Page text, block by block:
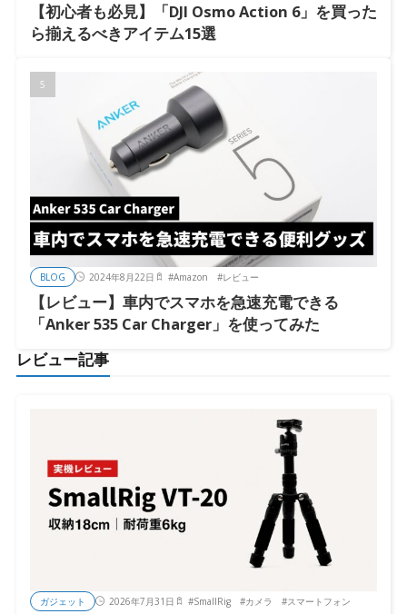
【初心者も必見】「DJI Osmo Action 6」を買った
ら揃えるべきアイテム15選
BLOG 2024年8月22日 #Amazon #レビュー
【レビュー】車内でスマホを急速充電できる
「Anker 535 Car Charger」を使ってみた
レビュー記事
ガジェット 2026年7月31日 #SmallRig #カメラ #スマートフォン